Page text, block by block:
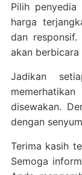
Pilih
harga
dan responsif.
akan
Jadikan
disewakan.
dengan
Terima kasih
Semoga